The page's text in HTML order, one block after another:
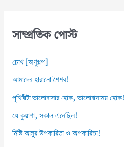
সাম্প্রতিক পোস্ট
চোখ [অণুগল্প]
আমাদের হারানো শৈশব!
পৃথিবীটা ভালোবাসার হোক, ভালোবাসাময় হোক!
যে কুয়াশা, সকাল এনেছিল!
মিষ্টি আলুর উপকারিতা ও অপকারিতা!